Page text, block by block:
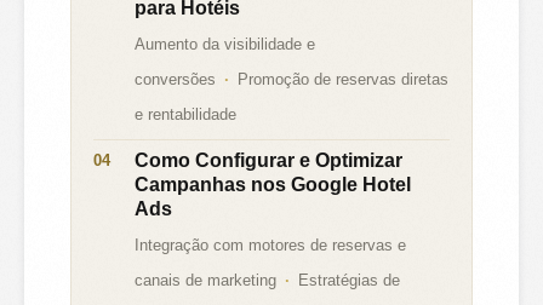
para Hotéis
Aumento da visibilidade e
conversões
Promoção de reservas diretas
e rentabilidade
Como Configurar e Optimizar
Campanhas nos Google Hotel
Ads
Integração com motores de reservas e
canais de marketing
Estratégias de